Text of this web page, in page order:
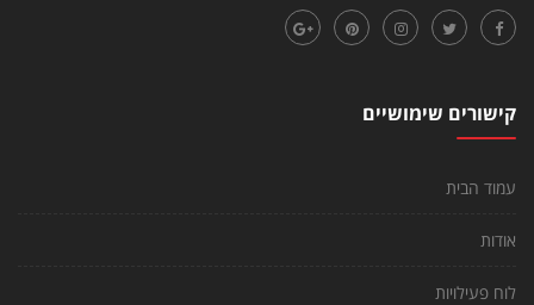
קישורים שימושיים
עמוד הבית
אודות
לוח פעילויות